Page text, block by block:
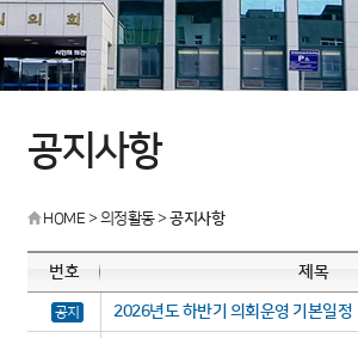
공지사항
HOME > 의정활동> 공지사항
번호 제목
공지 2026년도 하반기 의회운영 기본일정